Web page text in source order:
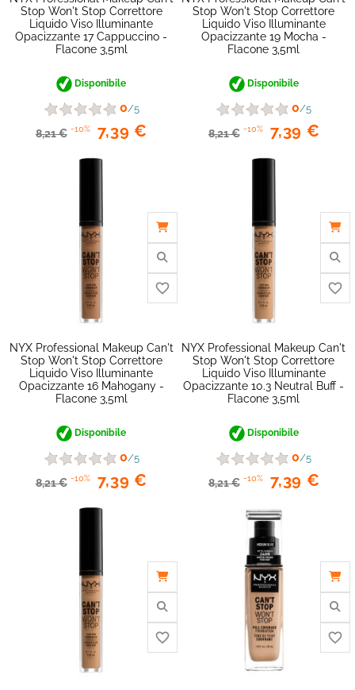
Stop Won't Stop Correttore
Liquido Viso Illuminante
Opacizzante 17 Cappuccino -
Flacone 3,5ml
Disponibile
0/5
8,21 € -10% 7,39 €
Stop Won't Stop Correttore
Liquido Viso Illuminante
Opacizzante 19 Mocha -
Flacone 3,5ml
Disponibile
0/5
8,21 € -10% 7,39 €
NYX Professional Makeup Can't
Stop Won't Stop Correttore
Liquido Viso Illuminante
Opacizzante 16 Mahogany -
Flacone 3,5ml
Disponibile
0/5
8,21 € -10% 7,39 €
NYX Professional Makeup Can't
Stop Won't Stop Correttore
Liquido Viso Illuminante
Opacizzante 10.3 Neutral Buff -
Flacone 3,5ml
Disponibile
0/5
8,21 € -10% 7,39 €